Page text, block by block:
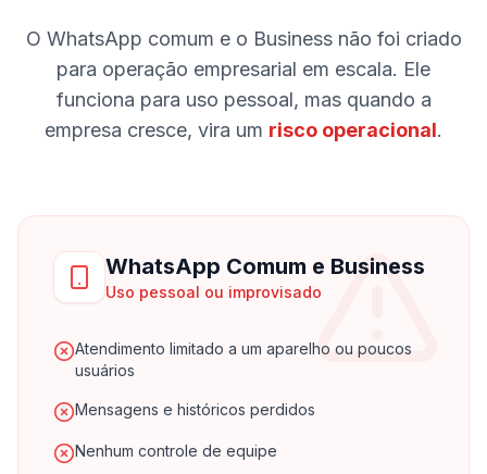
O WhatsApp comum e o Business não foi criado
para operação empresarial em escala. Ele
funciona para uso pessoal, mas quando a
empresa cresce, vira um risco operacional.
WhatsApp Comum e Business
Uso pessoal ou improvisado
Atendimento limitado a um aparelho ou poucos
usuários
Mensagens e históricos perdidos
Nenhum controle de equipe